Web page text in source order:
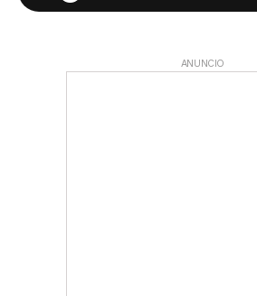
ANUNCIO